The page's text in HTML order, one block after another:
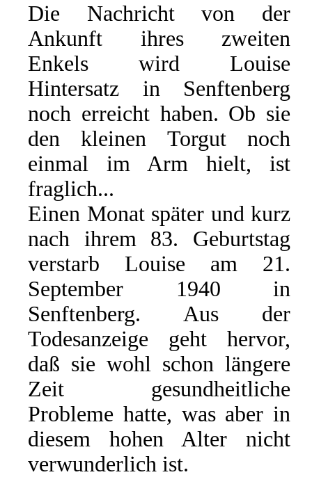
Die Nachricht von der
Ankunft ihres zweiten
Enkels wird Louise
Hintersatz in Senftenberg
noch erreicht haben. Ob sie
den kleinen Torgut noch
einmal im Arm hielt, ist
fraglich...
Einen Monat später und kurz
nach ihrem 83. Geburtstag
verstarb Louise am 21.
September 1940 in
Senftenberg. Aus der
Todesanzeige geht hervor,
daß sie wohl schon längere
Zeit gesundheitliche
Probleme hatte, was aber in
diesem hohen Alter nicht
verwunderlich ist.